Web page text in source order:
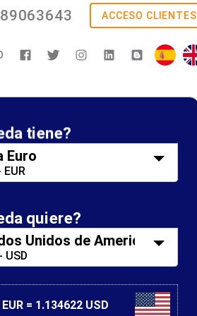
ACCESO CLIENTES
tiene?
Euro
EUR
quiere?
Unidos de America
USD
EUR = 1.134622 USD